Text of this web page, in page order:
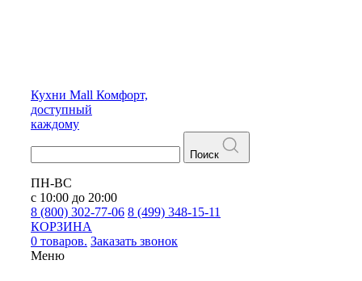
Кухни Mall Комфорт,
доступный
каждому
Поиск
ПН-ВС
с 10:00 до 20:00
8 (800) 302-77-06 8 (499) 348-15-11
КОРЗИНА
0 товаров. Заказать звонок
Меню